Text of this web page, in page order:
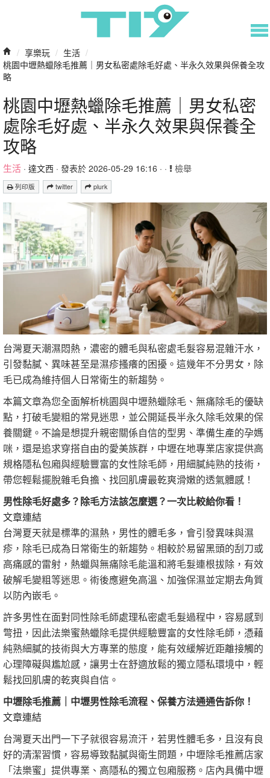
/ 享樂玩 / 生活 /
桃園中壢熱蠟除毛推薦｜男女私密處除毛好處、半永久效果與保養全攻
略
桃園中壢熱蠟除毛推薦｜男女私密
處除毛好處、半永久效果與保養全
攻略
生活 · 達文西 · 發表於 2026-05-29 16:16 · · 檢舉
列印版 twitter plurk
台灣夏天潮濕悶熱，濃密的體毛與私密處毛髮容易混雜汗水，
引發黏膩、異味甚至是濕疹搔癢的困擾。這幾年不分男女，除
毛已成為維持個人日常衛生的新趨勢。
本篇文章為您全面解析桃園與中壢熱蠟除毛、無痛除毛的優缺
點，打破毛變粗的常見迷思，並公開延長半永久除毛效果的保
養關鍵。不論是想提升親密關係自信的型男、準備生產的孕媽
咪，還是追求穿搭自由的愛美族群，中壢在地專業店家提供高
規格隱私包廂與經驗豐富的女性除毛師，用細膩純熟的技術，
帶您輕鬆擺脫雜毛負擔、找回肌膚最乾爽滑嫩的透氣體感！
男性除毛好處多？除毛方法該怎麼選？一次比較給你看！
文章連結
台灣夏天就是標準的濕熱，男性的體毛多，會引發異味與濕
疹，除毛已成為日常衛生的新趨勢。相較於易留黑頭的刮刀或
高痛感的雷射，熱蠟與無痛除毛能溫和將毛髮連根拔除，有效
破解毛變粗等迷思。術後應避免高溫、加強保濕並定期去角質
以防內嵌毛。
許多男性在面對同性除毛師處理私密處毛髮過程中，容易感到
彆扭，因此法樂蜜熱蠟除毛提供經驗豐富的女性除毛師，憑藉
純熟細膩的技術與大方專業的態度，能有效緩解近距離接觸的
心理障礙與尷尬感，讓男士在舒適放鬆的獨立隱私環境中，輕
鬆找回肌膚的乾爽與自信。
中壢除毛推薦｜中壢男性除毛流程、保養方法通通告訴你！
文章連結
台灣夏天出門一下子就很容易流汗，若男性體毛多，且沒有良
好的清潔習慣，容易導致黏膩與衛生問題，中壢除毛推薦店家
「法樂蜜」提供專業、高隱私的獨立包廂服務。店內具備中壢